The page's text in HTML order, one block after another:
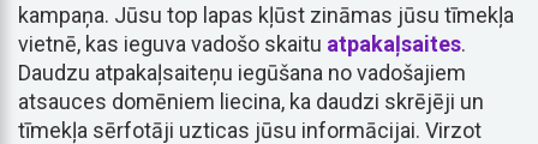
kampaņa. Jūsu top lapas kļūst zināmas jūsu tīmekļa
vietnē, kas ieguva vadošo skaitu atpakaļsaites.
Daudzu atpakaļsaiteņu iegūšana no vadošajiem
atsauces domēniem liecina, ka daudzi skrējēji un
tīmekļa sērfotāji uzticas jūsu informācijai. Virzot